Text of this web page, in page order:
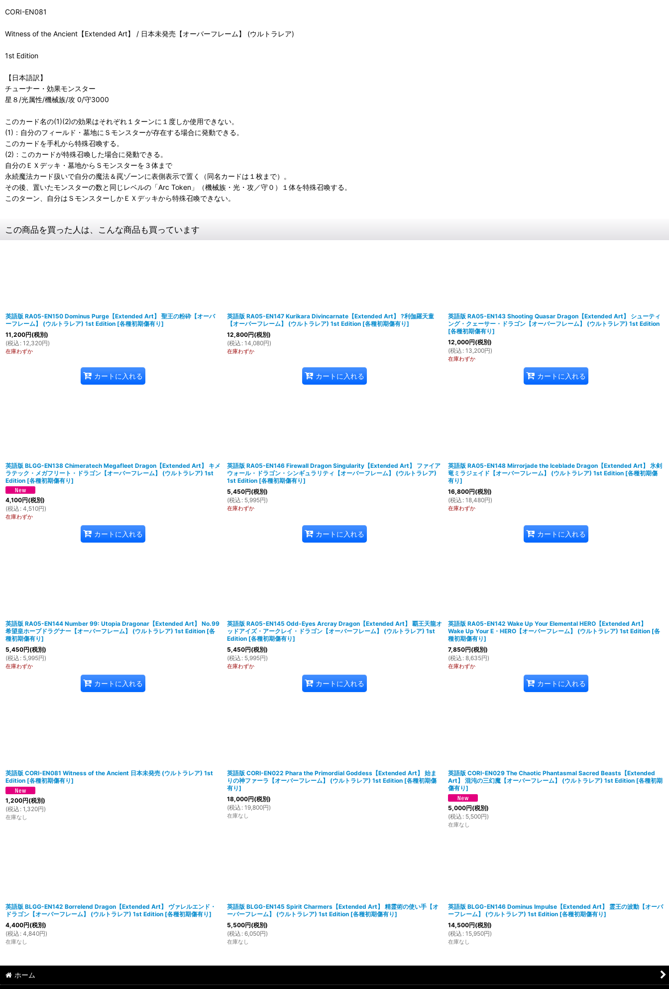
CORI-EN081
Witness of the Ancient【Extended Art】 / 日本未発売【オーバーフレーム】 (ウルトラレア)
1st Edition
【日本語訳】
チューナー・効果モンスター
星８/光属性/機械族/攻 0/守3000
このカード名の(1)(2)の効果はそれぞれ１ターンに１度しか使用できない。
(1)：自分のフィールド・墓地にＳモンスターが存在する場合に発動できる。
このカードを手札から特殊召喚する。
(2)：このカードが特殊召喚した場合に発動できる。
自分のＥＸデッキ・墓地からＳモンスターを３体まで
永続魔法カード扱いで自分の魔法＆罠ゾーンに表側表示で置く（同名カードは１枚まで）。
その後、置いたモンスターの数と同じレベルの「Arc Token」（機械族・光・攻／守０）１体を特殊召喚する。
このターン、自分はＳモンスターしかＥＸデッキから特殊召喚できない。
この商品を買った人は、こんな商品も買っています
英語版 RA05-EN150 Dominus Purge【Extended Art】 聖王の粉砕【オーバ
ーフレーム】 (ウルトラレア) 1st Edition [各種初期傷有り]
11,200円(税別)
(税込 : 12,320円)
在庫わずか
カートに入れる
英語版 RA05-EN147 Kurikara Divincarnate【Extended Art】 ?利伽羅天童
【オーバーフレーム】 (ウルトラレア) 1st Edition [各種初期傷有り]
12,800円(税別)
(税込 : 14,080円)
在庫わずか
カートに入れる
英語版 RA05-EN143 Shooting Quasar Dragon【Extended Art】 シューティ
ング・クェーサー・ドラゴン【オーバーフレーム】 (ウルトラレア) 1st Edition
[各種初期傷有り]
12,000円(税別)
(税込 : 13,200円)
在庫わずか
カートに入れる
英語版 BLGG-EN138 Chimeratech Megafleet Dragon【Extended Art】 キメ
ラテック・メガフリート・ドラゴン【オーバーフレーム】 (ウルトラレア) 1st
Edition [各種初期傷有り]
4,100円(税別)
(税込 : 4,510円)
在庫わずか
カートに入れる
英語版 RA05-EN146 Firewall Dragon Singularity【Extended Art】 ファイア
ウォール・ドラゴン・シンギュラリティ【オーバーフレーム】 (ウルトラレア)
1st Edition [各種初期傷有り]
5,450円(税別)
(税込 : 5,995円)
在庫わずか
カートに入れる
英語版 RA05-EN148 Mirrorjade the Iceblade Dragon【Extended Art】 氷剣
竜ミラジェイド【オーバーフレーム】 (ウルトラレア) 1st Edition [各種初期傷
有り]
16,800円(税別)
(税込 : 18,480円)
在庫わずか
カートに入れる
英語版 RA05-EN144 Number 99: Utopia Dragonar【Extended Art】 No.99
希望皇ホープドラグナー【オーバーフレーム】 (ウルトラレア) 1st Edition [各
種初期傷有り]
5,450円(税別)
(税込 : 5,995円)
在庫わずか
カートに入れる
英語版 RA05-EN145 Odd-Eyes Arcray Dragon【Extended Art】 覇王天龍オ
ッドアイズ・アークレイ・ドラゴン【オーバーフレーム】 (ウルトラレア) 1st
Edition [各種初期傷有り]
5,450円(税別)
(税込 : 5,995円)
在庫わずか
カートに入れる
英語版 RA05-EN142 Wake Up Your Elemental HERO【Extended Art】
Wake Up Your E・HERO【オーバーフレーム】 (ウルトラレア) 1st Edition [各
種初期傷有り]
7,850円(税別)
(税込 : 8,635円)
在庫わずか
カートに入れる
英語版 CORI-EN081 Witness of the Ancient 日本未発売 (ウルトラレア) 1st
Edition [各種初期傷有り]
1,200円(税別)
(税込 : 1,320円)
在庫なし
英語版 CORI-EN022 Phara the Primordial Goddess【Extended Art】 始ま
りの神ファーラ【オーバーフレーム】 (ウルトラレア) 1st Edition [各種初期傷
有り]
18,000円(税別)
(税込 : 19,800円)
在庫なし
英語版 CORI-EN029 The Chaotic Phantasmal Sacred Beasts【Extended
Art】 混沌の三幻魔【オーバーフレーム】 (ウルトラレア) 1st Edition [各種初期
傷有り]
5,000円(税別)
(税込 : 5,500円)
在庫なし
英語版 BLGG-EN142 Borrelend Dragon【Extended Art】 ヴァレルエンド・
ドラゴン【オーバーフレーム】 (ウルトラレア) 1st Edition [各種初期傷有り]
4,400円(税別)
(税込 : 4,840円)
在庫なし
英語版 BLGG-EN145 Spirit Charmers【Extended Art】 精霊術の使い手【オ
ーバーフレーム】 (ウルトラレア) 1st Edition [各種初期傷有り]
5,500円(税別)
(税込 : 6,050円)
在庫なし
英語版 BLGG-EN146 Dominus Impulse【Extended Art】 霊王の波動【オーバ
ーフレーム】 (ウルトラレア) 1st Edition [各種初期傷有り]
14,500円(税別)
(税込 : 15,950円)
在庫なし
ホーム